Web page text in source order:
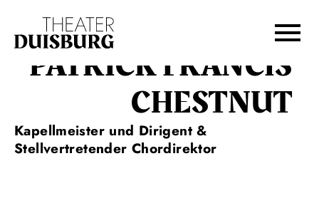
Zur Hauptnavigation springen
Zum Footer springen
PATRICK FRANCIS
CHESTNUT
Kapellmeister und Dirigent &
Stellvertretender Chordirektor